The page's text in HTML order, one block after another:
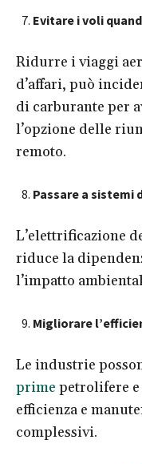
Evitare i voli
Ridurre i viaggi
d’affari, può
di carburante per
l’opzione delle
remoto.
Passare a
L’elettrificazione
riduce la
l’impatto
Migliorare
Le industrie
prime petrolifere
efficienza e
complessivi.